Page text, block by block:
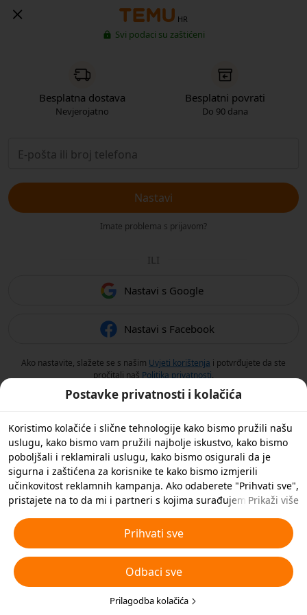
HR
Svi podaci su zaštićeni
Besplatna dostava
Nevjerojatno
Besplatni povrati
Do 90 dana
Nastavi
Imate problema s prijavom?
ILI
Nastavi s Google
Nastavi s Facebook
Ako nastavite, slažete se s našim Uvjeti korištenja i potvrđujete da ste
pročitali naš Politika privatnosti.
Postavke privatnosti i kolačića
Koristimo kolačiće i slične tehnologije kako bismo pružili našu
uslugu, kako bismo vam pružili najbolje iskustvo, kako bismo
poboljšali i reklamirali uslugu, kako bismo osigurali da je
sigurna i zaštićena za korisnike te kako bismo izmjerili
učinkovitost reklamnih kampanja. Ako odaberete "Prihvati sve",
pristajete na to da mi i partneri s kojima surađujemo
oglašavanja. Također možete 'Odbiti sve' nebitne kolačiće ili
odabrati koje vrste kolačića želite prihvatiti ili onemogućiti
klikom na 'Prilagodi kolačiće' ispod ili u bilo kojem trenutku u
svojim postavkama privatnosti. Za više pojedinosti pogledajte
našaPravila o kolačićima i sličnim tehnologijama.
Prikaži više
Prihvati sve
Odbaci sve
Prilagodba kolačića